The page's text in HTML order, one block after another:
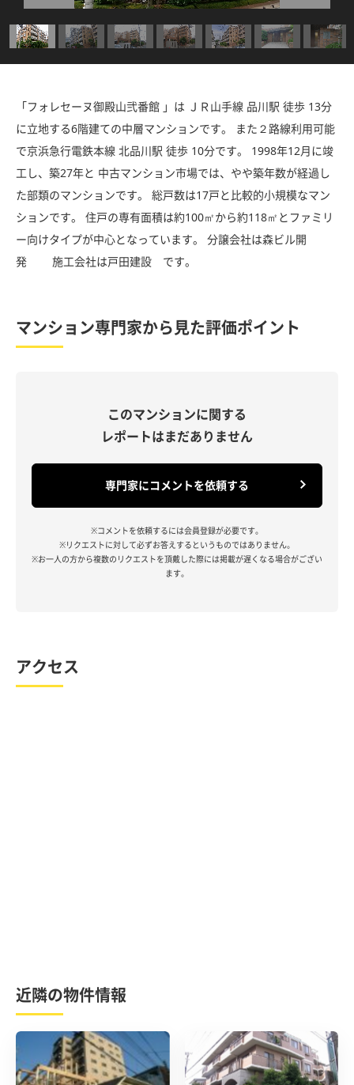
「フォレセーヌ御殿山弐番館 」は ＪＲ山手線 品川駅 徒歩 13分
に立地する6階建ての中層マンションです。 また２路線利用可能
で京浜急行電鉄本線 北品川駅 徒歩 10分です。 1998年12月に竣
工し、築27年と 中古マンション市場では、やや築年数が経過し
た部類のマンションです。 総戸数は17戸と比較的小規模なマン
ションです。 住戸の専有面積は約100㎡から約118㎡とファミリ
ー向けタイプが中心となっています。 分譲会社は森ビル開
発 施工会社は戸田建設 です。
マンション専門家から見た評価ポイント
このマンションに関する
レポートはまだありません
専門家にコメントを依頼する
※コメントを依頼するには会員登録が必要です。
※リクエストに対して必ずお答えするというものではありません。
※お一人の方から複数のリクエストを頂戴した際には掲載が遅くなる場合がござい
ます。
アクセス
近隣の物件情報